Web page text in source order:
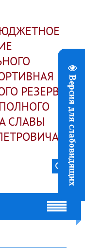
Версия для слабовидящих
РЕЗЕРВА
СЛАВЫ